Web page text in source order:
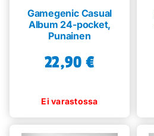
Gamegenic Casual
Album 24-pocket,
Punainen
22,90 €